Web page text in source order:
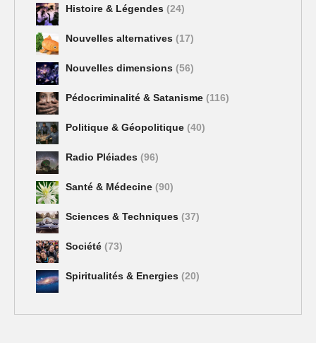
Histoire & Légendes (24)
Nouvelles alternatives (17)
Nouvelles dimensions (56)
Pédocriminalité & Satanisme (116)
Politique & Géopolitique (40)
Radio Pléiades (96)
Santé & Médecine (90)
Sciences & Techniques (37)
Société (73)
Spiritualités & Energies (20)